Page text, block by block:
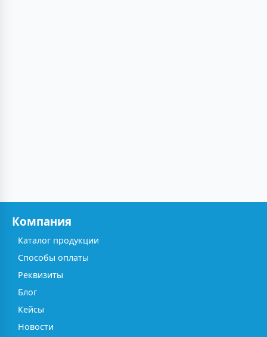
Компания
Каталог продукции
Способы оплаты
Реквизиты
Блог
Кейсы
Новости